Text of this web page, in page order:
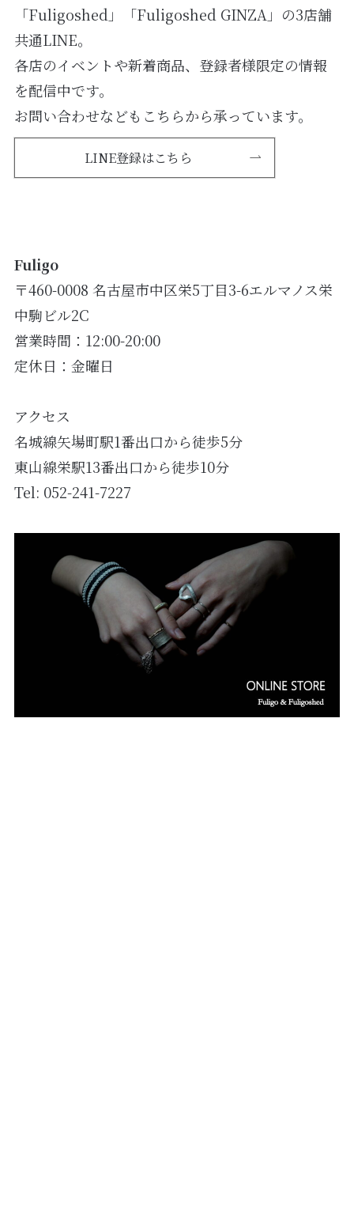
「Fuligoshed」「Fuligoshed GINZA」の3店舗
共通LINE。
各店のイベントや新着商品、登録者様限定の情報
を配信中です。
お問い合わせなどもこちらから承っています。
LINE登録はこちら
Fuligo
〒460-0008 名古屋市中区栄5丁目3-6エルマノス栄
中駒ビル2C
営業時間：12:00-20:00
定休日：金曜日
アクセス
名城線矢場町駅1番出口から徒歩5分
東山線栄駅13番出口から徒歩10分
Tel: 052-241-7227